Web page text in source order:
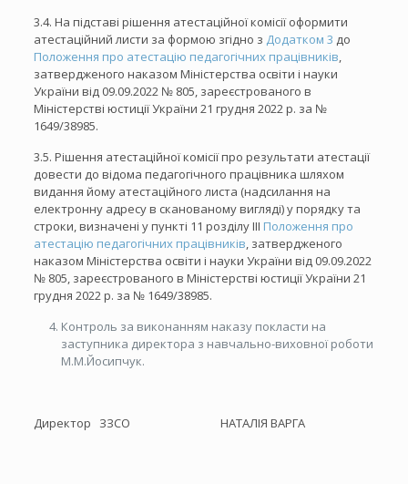
3.4. На підставі рішення атестаційної комісії оформити
атестаційний листи за формою згідно з Додатком 3 до
Положення про атестацію педагогічних працівників,
затвердженого наказом Міністерства освіти і науки
України від 09.09.2022 № 805, зареєстрованого в
Міністерстві юстиції України 21 грудня 2022 р. за №
1649/38985.
3.5. Рішення атестаційної комісії про результати атестації
довести до відома педагогічного працівника шляхом
видання йому атестаційного листа (надсилання на
електронну адресу в сканованому вигляді) у порядку та
строки, визначені у пункті 11 розділу ІІІ Положення про
атестацію педагогічних працівників, затвердженого
наказом Міністерства освіти і науки України від 09.09.2022
№ 805, зареєстрованого в Міністерстві юстиції України 21
грудня 2022 р. за № 1649/38985.
Контроль за виконанням наказу покласти на
заступника директора з навчально-виховної роботи
М.М.Йосипчук.
Директор ЗЗСО НАТАЛІЯ ВАРГА